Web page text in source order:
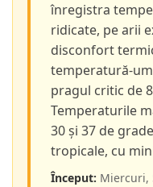
înregistra
ridicate, pe arii
disconfort
temperatură-
pragul critic de
Temperaturile
30 și 37 de
tropicale, cu
Început: Miercuri,